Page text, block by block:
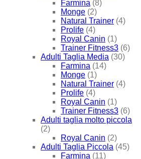
Farmina (8)
Monge (2)
Natural Trainer (4)
Prolife (4)
Royal Canin (1)
Trainer Fitness3 (6)
Adulti Taglia Media (30)
Farmina (14)
Monge (1)
Natural Trainer (4)
Prolife (4)
Royal Canin (1)
Trainer Fitness3 (6)
Adulti taglia molto piccola
(2)
Royal Canin (2)
Adulti Taglia Piccola (45)
Farmina (11)